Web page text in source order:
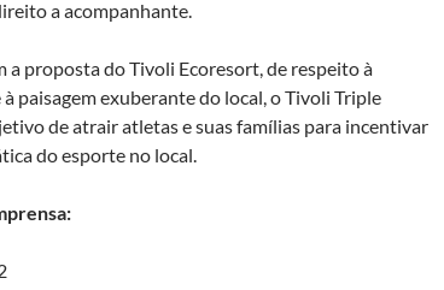
a acompanhante.
a proposta do Tivoli Ecoresort, de respeito à
paisagem exuberante do local, o Tivoli Triple
de atrair atletas e suas famílias para incentivar
do esporte no local.